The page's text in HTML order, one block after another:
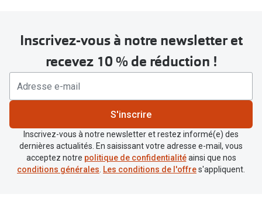
Inscrivez-vous à notre newsletter et
recevez 10 % de réduction !
S'inscrire
Inscrivez-vous à notre newsletter et restez informé(e) des
dernières actualités. En saisissant votre adresse e-mail, vous
acceptez notre politique de confidentialitéainsi que nos
conditions générales. Les conditions de l'offres'appliquent.